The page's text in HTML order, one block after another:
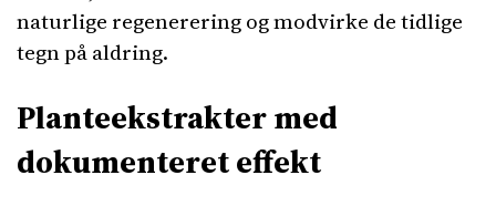
naturlige regenerering og modvirke de tidlige
tegn på aldring.
Planteekstrakter med
dokumenteret effekt